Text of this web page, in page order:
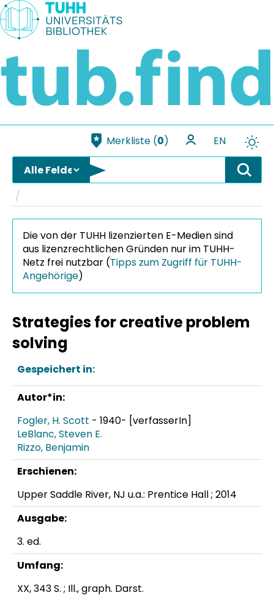
Weiter zum Inhalt
Merkliste (0) EN
Die von der TUHH lizenzierten E-Medien sind
aus lizenzrechtlichen Gründen nur im TUHH-
Netz frei nutzbar (Tipps zum Zugriff für TUHH-
Angehörige)
Strategies for creative problem
solving
Gespeichert in:
Autor*in:
Fogler, H. Scott - 1940- [verfasserIn]
LeBlanc, Steven E.
Rizzo, Benjamin
Erschienen:
Upper Saddle River, NJ u.a.: Prentice Hall ; 2014
Ausgabe:
3. ed.
Umfang:
XX, 343 S. ; Ill., graph. Darst.